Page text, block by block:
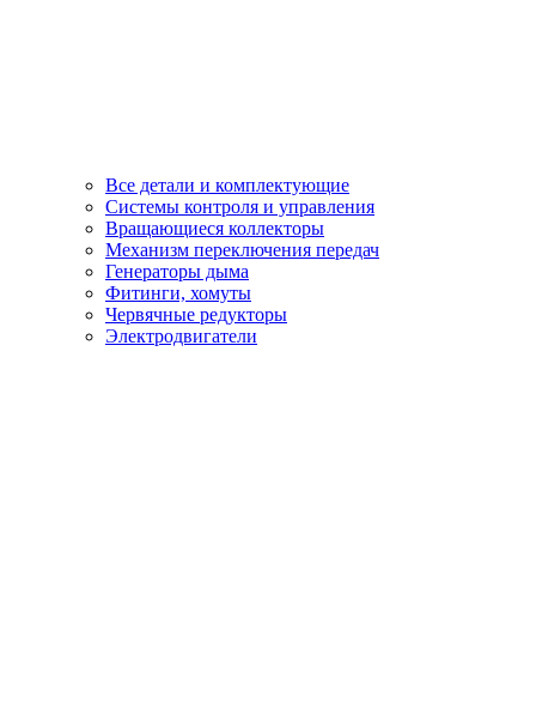
Все детали и комплектующие
Системы контроля и управления
Вращающиеся коллекторы
Механизм переключения передач
Генераторы дыма
Фитинги, хомуты
Червячные редукторы
Электродвигатели